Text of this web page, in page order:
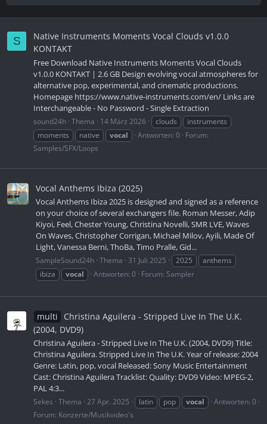
S
Native Instruments Moments Vocal Clouds v1.0.0
KONTAKT
Free Download Native Instruments Moments Vocal Clouds
v1.0.0 KONTAKT | 2.6 GB Design evolving vocal atmospheres for
alternative pop, experimental, and cinematic productions.
Homepage https://www.native-instruments.com/en/ Links are
Interchangeable - No Password - Single Extraction
sound24h Thema 14 März 2026 clouds
instruments
moments
native vocal Antworten: 0
Forum:
Samples/SFX/Loops
Vocal Anthems Ibiza (2025)
Vocal Anthems Ibiza 2025 is designed and signed as a reference
on your choice of several exchangers file. Roman Messer, Adip
Kiyoi, Feel, Chester Young, Christina Novelli, SMR LVE, Waves
On Waves, Christopher Corrigan, Michael Milov, Ayili, Made Of
Light, Vanessa Berni, ThoBa, Timo Pralle, Gid...
SampleSound24h Thema 31 Juli 2025 2025
anthems
ibiza
vocal Antworten: 0 Forum: Sampler
multi
Christina Aguilera - Stripped Live In The U.K.
(2004, DVD9)
Christina Aguilera - Stripped Live In The U.K. (2004, DVD9) Title:
Christina Aguilera. Stripped Live In The U.K. Year of release: 2004
Genre: Latin, pop, vocal Released: Sony Music Entertainment
Cast: Christina Aguilera Tracklist: Quality: DVD9 Video: MPEG-2,
PAL 4:3...
Sekes Thema 27 Apr. 2025 latin pop vocal
Antworten: 0
Forum: Konzerte/Musikvideo's